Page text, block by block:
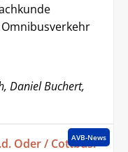
Daniel Buchert,
AVB-News
Oder / Cottbus: